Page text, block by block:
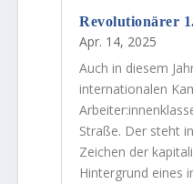
Revolutionärer
Apr. 14, 2025
Auch in diesem
internationalen
Straße. Der steht
Zeichen der
Hintergrund eines